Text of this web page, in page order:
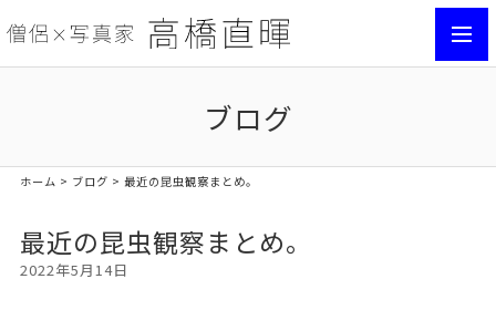
ブログ
ホーム > ブログ > 最近の昆虫観察まとめ。
最近の昆虫観察まとめ。
2022年5月14日